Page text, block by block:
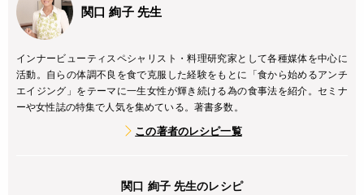
関口 絢子 先生
インナービューティスペシャリスト・料理研究家として各種媒体を中心に
活動。自らの体調不良を食で克服した経験をもとに「食から始めるアンチ
エイジング」をテーマに一生女性が輝き続ける為の食事法を紹介。セミナ
ーや女性誌の特集で人気を集めている。著書多数。
この著者のレシピ一覧
関口 絢子 先生のレシピ